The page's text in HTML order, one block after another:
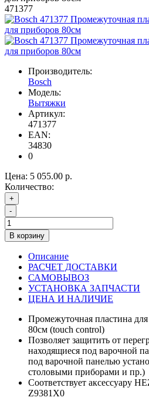
471377
Производитель:
Bosch
Модель:
Вытяжки
Артикул:
471377
EAN:
34830
0
Цена: 5 055.00 р.
Количество:
+
-
В корзину
Описание
РАСЧЕТ ДОСТАВКИ
САМОВЫВОЗ
УСТАНОВКА ЗАПЧАСТИ
ЦЕНА И НАЛИЧИЕ
Промежуточная пластина
80см (touch control)
Позволяет защитить от
находящиеся под варочной
под варочной панелью
столовыми приборами и пр.)
Соответствует аксессуару
Z9381X0